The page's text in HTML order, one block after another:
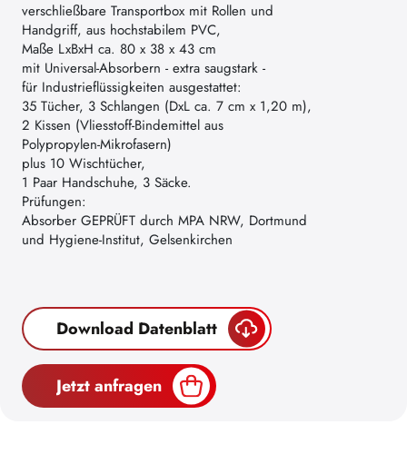
verschließbare Transportbox mit Rollen und
Handgriff, aus hochstabilem PVC,
Maße LxBxH ca. 80 x 38 x 43 cm
mit Universal-Absorbern - extra saugstark -
für Industrieflüssigkeiten ausgestattet:
35 Tücher, 3 Schlangen (DxL ca. 7 cm x 1,20 m),
2 Kissen (Vliesstoff-Bindemittel aus
Polypropylen-Mikrofasern)
plus 10 Wischtücher,
1 Paar Handschuhe, 3 Säcke.
Prüfungen:
Absorber GEPRÜFT durch MPA NRW, Dortmund
und Hygiene-Institut, Gelsenkirchen
Download Datenblatt
Jetzt anfragen